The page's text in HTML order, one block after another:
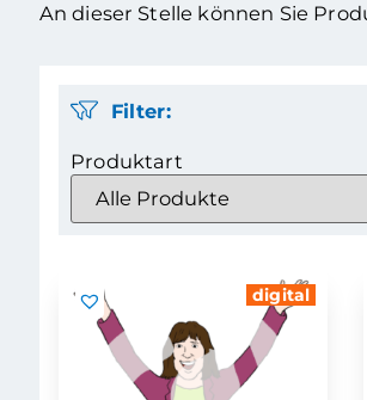
An dieser Stelle können Sie
Filter:
Produktart
digital